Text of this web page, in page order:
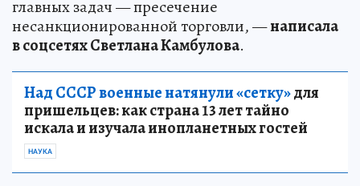
главных задач — пресечение
несанкционированной торговли, —написала
в соцсетях Светлана Камбулова.
Над СССР военные натянули «сетку»для
пришельцев: как страна 13 лет тайно
искала и изучала инопланетных гостей
НАУКА